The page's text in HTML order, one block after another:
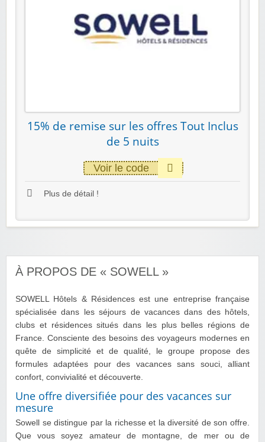
15% de remise sur les offres Tout Inclus
de 5 nuits
Voir le code
Plus de détail !
À PROPOS DE « SOWELL »
SOWELL Hôtels & Résidences est une entreprise française
spécialisée dans les séjours de vacances dans des hôtels,
clubs et résidences situés dans les plus belles régions de
France. Consciente des besoins des voyageurs modernes en
quête de simplicité et de qualité, le groupe propose des
formules adaptées pour des vacances sans souci, alliant
confort, convivialité et découverte.
Une offre diversifiée pour des vacances sur
mesure
Sowell se distingue par la richesse et la diversité de son offre.
Que vous soyez amateur de montagne, de mer ou de